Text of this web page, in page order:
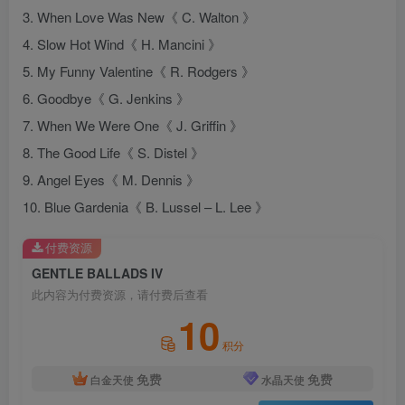
3. When Love Was New《 C. Walton 》
4. Slow Hot Wind《 H. Mancini 》
5. My Funny Valentine《 R. Rodgers 》
6. Goodbye《 G. Jenkins 》
7. When We Were One《 J. Griffin 》
8. The Good Life《 S. Distel 》
9. Angel Eyes《 M. Dennis 》
10. Blue Gardenia《 B. Lussel – L. Lee 》
GENTLE BALLADS IV
此内容为付费资源，请付费后查看
10 积分
白金天使 免费 水晶天使 免费
付费资源